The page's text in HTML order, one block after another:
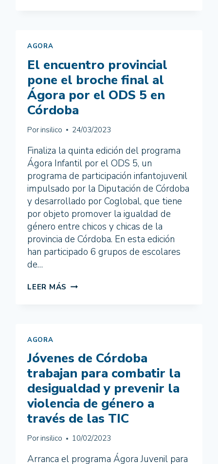
AGORA
El encuentro provincial
pone el broche final al
Ágora por el ODS 5 en
Córdoba
Por insilico 24/03/2023
Finaliza la quinta edición del programa
Ágora Infantil por el ODS 5, un
programa de participación infantojuvenil
impulsado por la Diputación de Córdoba
y desarrollado por Coglobal, que tiene
por objeto promover la igualdad de
género entre chicos y chicas de la
provincia de Córdoba. En esta edición
han participado 6 grupos de escolares
de…
LEER MÁS EL
AL
POR
EL
ODS
5
EN
AGORA
Jóvenes de Córdoba
trabajan para combatir la
desigualdad y prevenir la
violencia de género a
través de las TIC
Por insilico 10/02/2023
Arranca el programa Ágora Juvenil para